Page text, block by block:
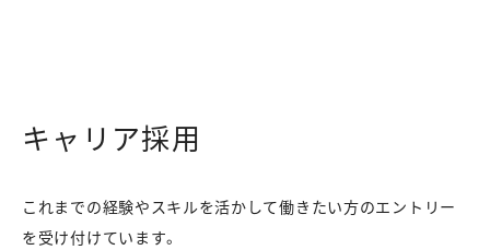
キャリア採用
これまでの経験やスキルを活かして働きたい方のエントリー
を受け付けています。